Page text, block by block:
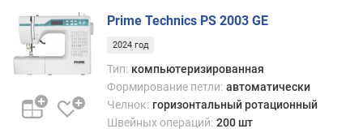
о
т
д
е
ш
Prime Technics PS 2003 GE
2024 год
Тип: компьютеризированная
Формирование петли: автоматически
Челнок: горизонтальный ротационный
Швейных операций: 200 шт